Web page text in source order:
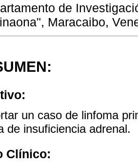
de
Maracaibo,
un caso de linfoma
de insuficiencia adrenal.
Clínico: